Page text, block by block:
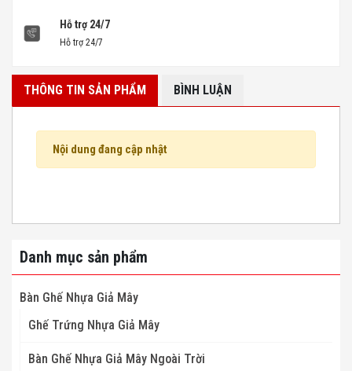
Hỗ trợ 24/7
Hỗ trợ 24/7
THÔNG TIN SẢN PHẨM BÌNH LUẬN
Nội dung đang cập nhật
Danh mục sản phẩm
Bàn Ghế Nhựa Giả Mây
Ghế Trứng Nhựa Giả Mây
Bàn Ghế Nhựa Giả Mây Ngoài Trời